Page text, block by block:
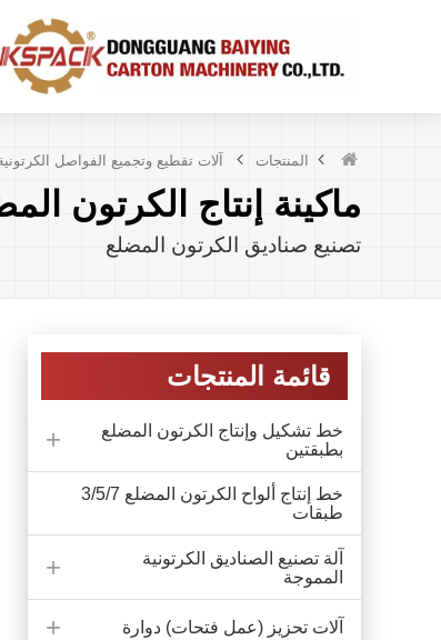
المنتجات آلات تقطيع وتجميع الفواصل
ماكينة إنتاج الكرتون
تصنيع صناديق الكرتون المضلع
قائمة المنتجات
خط تشكيل وإنتاج الكرتون المضلع
بطبقتين
خط إنتاج ألواح الكرتون المضلع 3/5/7
طبقات
آلة تصنيع الصناديق الكرتونية
المموجة
آلات تحزيز (عمل فتحات) دوارة